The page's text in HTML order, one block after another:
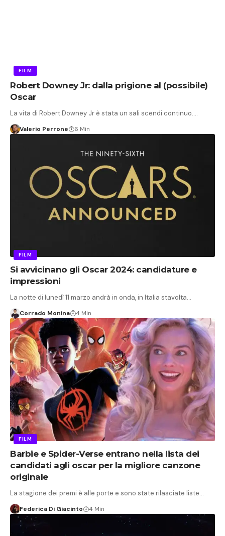
FILM
Robert Downey Jr: dalla prigione al (possibile)
Oscar
La vita di Robert Downey Jr è stata un sali scendi continuo.…
Valerio Perrone 6 Min
FILM
Si avvicinano gli Oscar 2024: candidature e
impressioni
La notte di lunedì 11 marzo andrà in onda, in Italia stavolta…
Corrado Monina 4 Min
FILM
Barbie e Spider-Verse entrano nella lista dei
candidati agli oscar per la migliore canzone
originale
La stagione dei premi è alle porte e sono state rilasciate liste…
Federica Di Giacinto 4 Min